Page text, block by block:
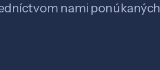
nami ponúkaných